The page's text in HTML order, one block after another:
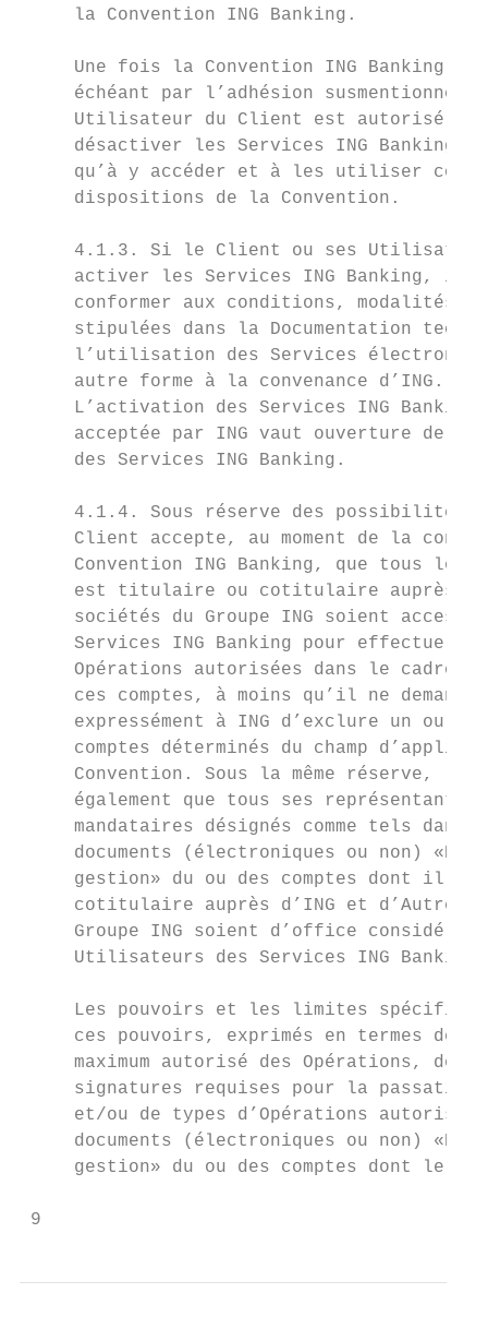
la Convention ING Banking.
Une fois la Convention ING Banking
échéant par l’adhésion
Utilisateur du Client est autorisé à
désactiver les Services ING Banking
qu’à y accéder et à les utiliser
dispositions de la Convention.
4.1.3. Si le Client ou ses
activer les Services ING Banking,
conformer aux conditions, modalités
stipulées dans la Documentation
l’utilisation des Services
autre forme à la convenance d’ING.
L’activation des Services ING
acceptée par ING vaut ouverture de
des Services ING Banking.
4.1.4. Sous réserve des possibilités
Client accepte, au moment de la
Convention ING Banking, que tous les
est titulaire ou cotitulaire auprès
sociétés du Groupe ING soient
Services ING Banking pour effectuer
Opérations autorisées dans le cadre
     ces comptes, à moins qu’il ne demande
expressément à ING d’exclure un ou
comptes déterminés du champ
Convention. Sous la même réserve, le
également que tous ses représentants
mandataires désignés comme tels dans
documents (électroniques ou non)
gestion» du ou des comptes dont il
cotitulaire auprès d’ING et d’Autres
Groupe ING soient d’office
Utilisateurs des Services ING
Les pouvoirs et les limites
ces pouvoirs, exprimés en termes de
maximum autorisé des Opérations, de
signatures requises pour la
et/ou de types d’Opérations
documents (électroniques ou non)
gestion» du ou des comptes dont le
9